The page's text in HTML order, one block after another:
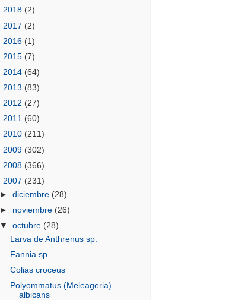
2018 (2)
2017 (2)
2016 (1)
2015 (7)
2014 (64)
2013 (83)
2012 (27)
2011 (60)
2010 (211)
2009 (302)
2008 (366)
2007 (231)
►diciembre (28)
► noviembre (26)
▼octubre (28)
Larva de Anthrenus sp.
Fannia sp.
Colias croceus
Polyommatus (Meleageria)
albicans